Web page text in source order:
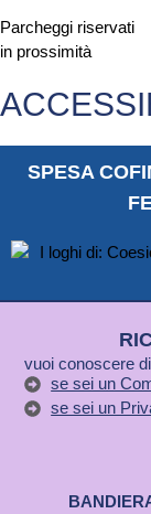
Parcheggi riservati
in prossimità
SPESA
vuoi conoscere
se sei un
se sei un